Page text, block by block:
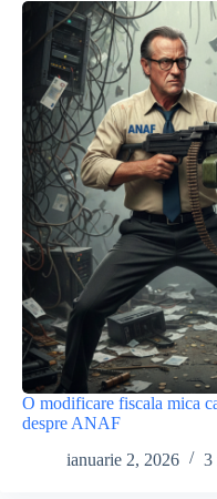
O modificare fiscala mica
despre ANAF
ianuarie 2, 2026
3